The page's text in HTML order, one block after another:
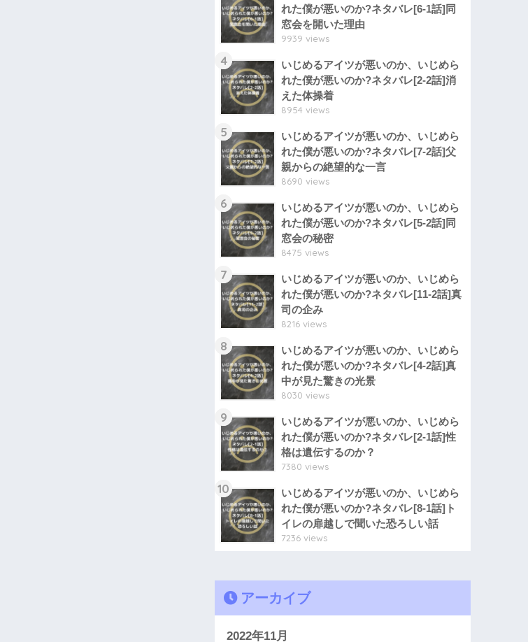
れた僕が悪いのか?ネタバレ[6-1話]同
窓会を開いた理由
9939 views
4
いじめるアイツが悪いのか、いじめら
れた僕が悪いのか?ネタバレ[2-2話]消
えた体操着
8954 views
5
いじめるアイツが悪いのか、いじめら
れた僕が悪いのか?ネタバレ[7-2話]父
親からの絶望的な一言
8690 views
6
いじめるアイツが悪いのか、いじめら
れた僕が悪いのか?ネタバレ[5-2話]同
窓会の秘密
8475 views
7
いじめるアイツが悪いのか、いじめら
れた僕が悪いのか?ネタバレ[11-2話]真
司の企み
8216 views
8
いじめるアイツが悪いのか、いじめら
れた僕が悪いのか?ネタバレ[4-2話]真
中が見た驚きの光景
8030 views
9
いじめるアイツが悪いのか、いじめら
れた僕が悪いのか?ネタバレ[2-1話]性
格は遺伝するのか？
7380 views
10
いじめるアイツが悪いのか、いじめら
れた僕が悪いのか?ネタバレ[8-1話]ト
イレの扉越しで聞いた恐ろしい話
7236 views
アーカイブ
2022年11月